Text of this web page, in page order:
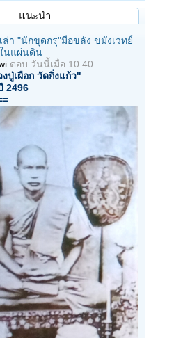
แนะนำ
เล่า "นักขุดกรุ"มือขลัง ขมังเวทย์
นแผ่นดิน
ตอบ วันนี้เมื่อ 10:40
ปู่เผือก วัดกิ่งแก้ว"
2496